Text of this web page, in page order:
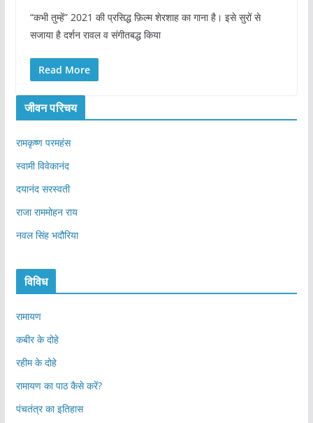
“कभी तुम्हें” 2021 की प्रसिद्ध फ़िल्म शेरशाह का गाना है। इसे सुरों से
सजाया है दर्शन रावल व संगीतबद्ध किया
Read More
जीवन परिचय
रामकृष्ण परमहंस
स्वामी विवेकानंद
दयानंद सरस्वती
राजा राममोहन राय
नवल सिंह भदौरिया
विविध
रामायण
कबीर के दोहे
रहीम के दोहे
रामायण का पाठ कैसे करें?
पंचतंत्र का इतिहास